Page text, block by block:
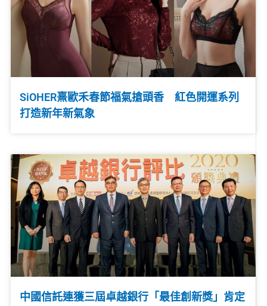
SiOHER熹歐禾春節福氣搶頭香 紅色開運系列
打造新年新氣象
中國信託連獲三屆卓越銀行「最佳創新獎」肯定